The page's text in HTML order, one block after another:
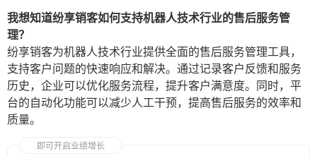
我想知道纷享销客如何支持机器人技术行业的售后服务管
理？
纷享销客为机器人技术行业提供全面的售后服务管理工具，
支持客户问题的快速响应和解决。通过记录客户反馈和服务
历史，企业可以优化服务流程，提升客户满意度。同时，平
台的自动化功能可以减少人工干预，提高售后服务的效率和
质量。
即可开启业绩增长